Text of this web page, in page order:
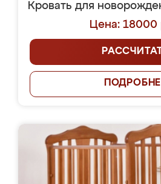
Кровать для
Цена: 18000